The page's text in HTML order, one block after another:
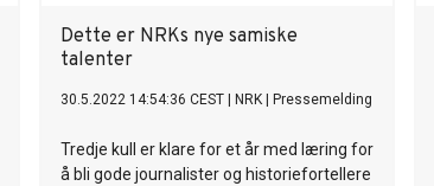
Dette er NRKs nye samiske
talenter
30.5.2022 14:54:36 CEST NRK Pressemelding
Tredje kull er klare for et år med læring for
å bli gode journalister og historiefortellere